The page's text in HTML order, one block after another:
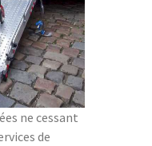
ne cessant
de